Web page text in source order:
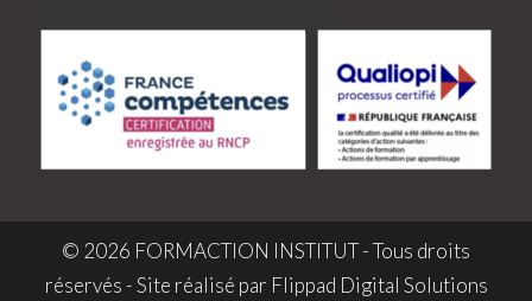
© 2026 FORMACTION INSTITUT - Tous droits
réservés - Site réalisé par Flippad Digital Solutions